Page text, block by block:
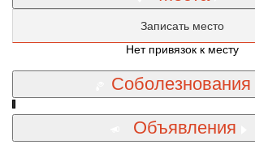
Записать место
Нет привязок к месту
Соболезнования
Объявления